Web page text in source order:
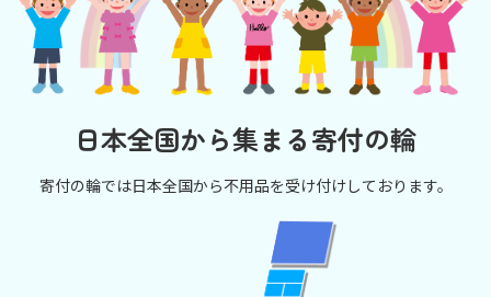
日本全国から集まる寄付の輪
寄付の輪では日本全国から不用品を受け付けしております。